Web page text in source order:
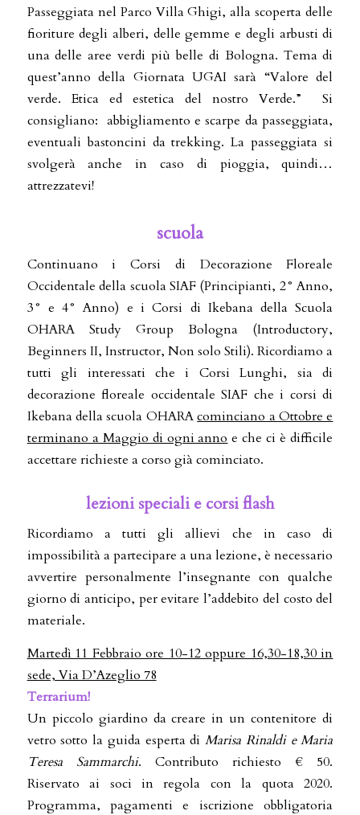
Passeggiata nel Parco Villa Ghigi, alla scoperta delle
fioriture degli alberi, delle gemme e degli arbusti di
una delle aree verdi più belle di Bologna. Tema di
quest’anno della Giornata UGAI sarà “Valore del
verde. Etica ed estetica del nostro Verde.” Si
consigliano: abbigliamento e scarpe da passeggiata,
eventuali bastoncini da trekking. La passeggiata si
svolgerà anche in caso di pioggia, quindi…
attrezzatevi!
scuola
Continuano i Corsi di Decorazione Floreale
Occidentale della scuola SIAF (Principianti, 2° Anno,
3° e 4° Anno) e i Corsi di Ikebana della Scuola
OHARA Study Group Bologna (Introductory,
Beginners II, Instructor, Non solo Stili). Ricordiamo a
tutti gli interessati che i Corsi Lunghi, sia di
decorazione floreale occidentale SIAF che i corsi di
Ikebana della scuola OHARAcominciano a Ottobre e
terminano a Maggio di ogni anno e che ci è difficile
accettare richieste a corso già cominciato.
lezioni speciali e corsi flash
Ricordiamo a tutti gli allievi che in caso di
impossibilità a partecipare a una lezione, è necessario
avvertire personalmente l’insegnante con qualche
giorno di anticipo, per evitare l’addebito del costo del
materiale.
Martedì 11 Febbraio ore 10-12 oppure 16,30-18,30 in
sede, Via D’Azeglio 78
Terrarium!
Un piccolo giardino da creare in un contenitore di
vetro sotto la guida esperta diMarisa Rinaldi e Maria
Teresa Sammarchi. Contributo richiesto € 50.
Riservato ai soci in regola con la quota 2020.
Programma, pagamenti e iscrizione obbligatoria